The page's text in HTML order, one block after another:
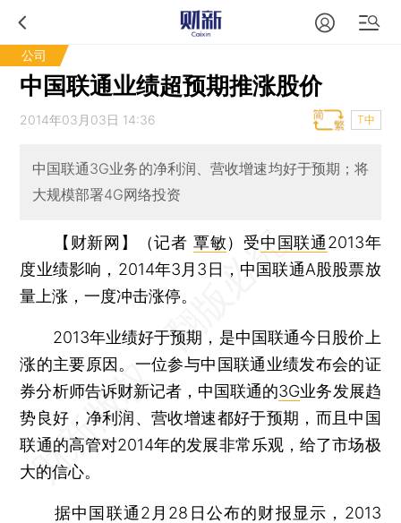
公司
中国联通业绩超预期推涨股价
2014年03月03日 14:36 T中
中国联通3G业务的净利润、营收增速均好于预期；将
大规模部署4G网络投资
【财新网】（记者 覃敏） 受中国联通2013年
度业绩影响，2014年3月3日，中国联通A股股票放
量上涨，一度冲击涨停。
2013年业绩好于预期，是中国联通今日股价上
涨的主要原因。一位参与中国联通业绩发布会的证
券分析师告诉财新记者，中国联通的3G业务发展趋
势良好，净利润、营收增速都好于预期，而且中国
联通的高管对2014年的发展非常乐观，给了市场极
大的信心。
据中国联通2月28日公布的财报显示，2013